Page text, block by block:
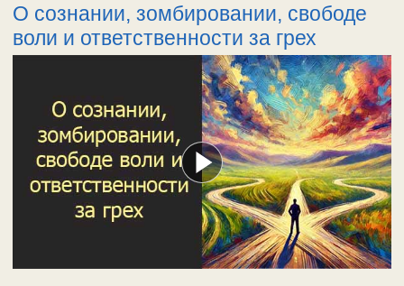
О сознании, зомбировании, свободе
воли и ответственности за грех